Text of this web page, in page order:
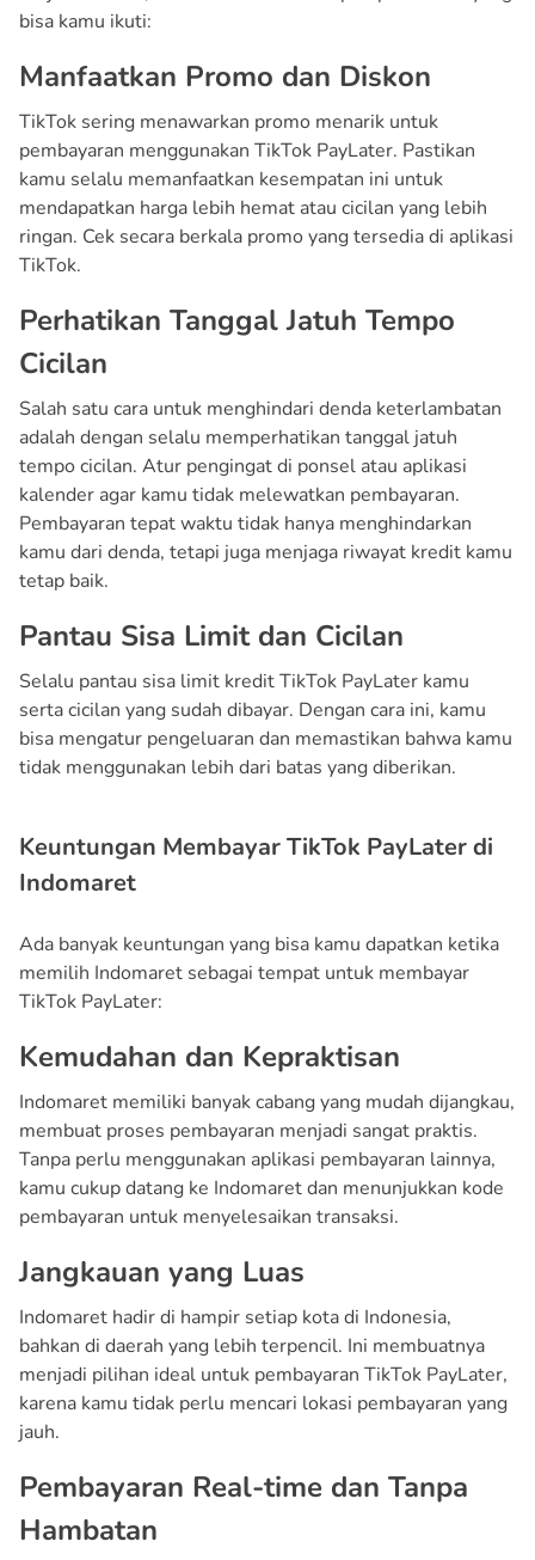
bisa kamu ikuti:
Manfaatkan Promo dan Diskon
TikTok sering menawarkan promo menarik untuk
pembayaran menggunakan TikTok PayLater. Pastikan
kamu selalu memanfaatkan kesempatan ini untuk
mendapatkan harga lebih hemat atau cicilan yang lebih
ringan. Cek secara berkala promo yang tersedia di aplikasi
TikTok.
Perhatikan Tanggal Jatuh Tempo
Cicilan
Salah satu cara untuk menghindari denda keterlambatan
adalah dengan selalu memperhatikan tanggal jatuh
tempo cicilan. Atur pengingat di ponsel atau aplikasi
kalender agar kamu tidak melewatkan pembayaran.
Pembayaran tepat waktu tidak hanya menghindarkan
kamu dari denda, tetapi juga menjaga riwayat kredit kamu
tetap baik.
Pantau Sisa Limit dan Cicilan
Selalu pantau sisa limit kredit TikTok PayLater kamu
serta cicilan yang sudah dibayar. Dengan cara ini, kamu
bisa mengatur pengeluaran dan memastikan bahwa kamu
tidak menggunakan lebih dari batas yang diberikan.
Keuntungan Membayar TikTok PayLater di
Indomaret
Ada banyak keuntungan yang bisa kamu dapatkan ketika
memilih Indomaret sebagai tempat untuk membayar
TikTok PayLater:
Kemudahan dan Kepraktisan
Indomaret memiliki banyak cabang yang mudah dijangkau,
membuat proses pembayaran menjadi sangat praktis.
Tanpa perlu menggunakan aplikasi pembayaran lainnya,
kamu cukup datang ke Indomaret dan menunjukkan kode
pembayaran untuk menyelesaikan transaksi.
Jangkauan yang Luas
Indomaret hadir di hampir setiap kota di Indonesia,
bahkan di daerah yang lebih terpencil. Ini membuatnya
menjadi pilihan ideal untuk pembayaran TikTok PayLater,
karena kamu tidak perlu mencari lokasi pembayaran yang
jauh.
Pembayaran Real-time dan Tanpa
Hambatan